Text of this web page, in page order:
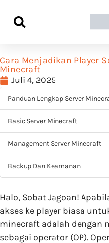
Cara Menjadikan Player
Minecraft
Juli 4, 2025
Panduan Lengkap Server
Basic Server Minecraft
Management Server Minecraft
Backup Dan Keamanan
Halo, Sobat Jagoan!
akses ke player biasa
minecraft adalah dengan
sebagai operator (OP).